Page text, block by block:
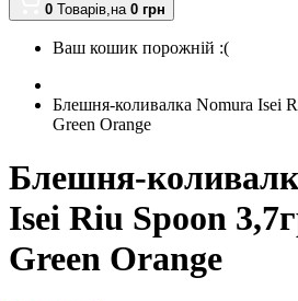
0 Товарів,на 0 грн
Ваш кошик порожній :(
Блешня-коливалка Nomura Isei
Green Orange
Блешня-
Isei Riu Spoon
Green Orange